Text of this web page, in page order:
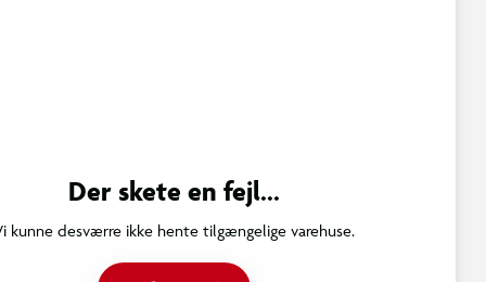
Der skete en fejl...
kunne desværre ikke hente tilgængelige varehuse.